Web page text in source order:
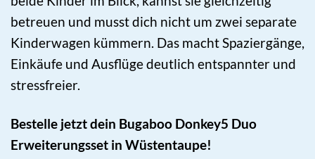
betreuen und musst dich nicht um zwei separate
Kinderwagen kümmern. Das macht Spaziergänge,
Einkäufe und Ausflüge deutlich entspannter und
stressfreier.
Bestelle jetzt dein Bugaboo Donkey5 Duo
Erweiterungsset in Wüstentaupe!